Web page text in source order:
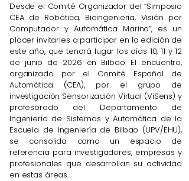
Desde el Comité Organizador del “Simposio
CEA de Robótica, Bioingeniería, Visión por
Computador y Automática Marina”, es un
placer invitarles a participar en la edición de
este año, que tendrá lugar los días 10, 11 y 12
de junio de 2026 en Bilbao. El encuentro,
organizado por el Comité Español de
Automática (CEA), por el grupo de
investigación Sensorización Virtual (ViSens) y
profesorado del Departamento de
Ingeniería de Sistemas y Automática de la
Escuela de Ingeniería de Bilbao (UPV/EHU),
se consolida como un espacio de
referencia para investigadores, empresas y
profesionales que desarrollan su actividad
en estas áreas.